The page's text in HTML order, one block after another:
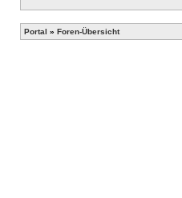
Portal » Foren-Übersicht